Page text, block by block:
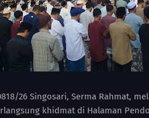
26 Singosari, Serma Rahmat,
khidmat di Halaman